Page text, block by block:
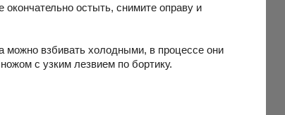
остыть, снимите оправу и
взбивать холодными, в процессе они
с узким лезвием по бортику.